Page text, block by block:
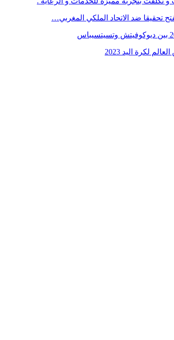
تحقيقا ضد الاتحاد الملكي المغربي…
لكرة اليد 2023